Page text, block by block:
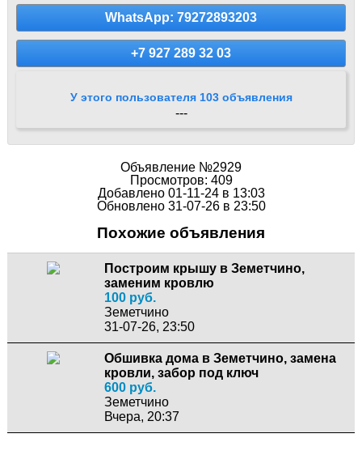
WhatsApp: 79272893203
+7 927 289 32 03
У этого пользователя 103 объявления
---
Объявление №2929
Просмотров: 409
Добавлено 01-11-24 в 13:03
Обновлено 31-07-26 в 23:50
Похожие объявления
Построим крышу в Земетчино,
заменим кровлю
100 руб.
Земетчино
31-07-26, 23:50
Обшивка дома в Земетчино, замена
кровли, забор под ключ
600 руб.
Земетчино
Вчера, 20:37